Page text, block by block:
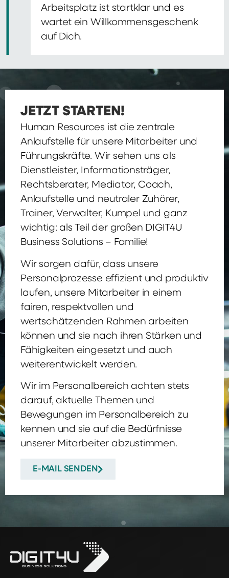
Arbeitsplatz ist startklar und es
wartet ein Willkommensgeschenk
auf Dich.
JETZT STARTEN!
Human Resources ist die zentrale
Anlaufstelle für unsere Mitarbeiter und
Führungskräfte. Wir sehen uns als
Dienstleister, Informationsträger,
Rechtsberater, Mediator, Coach,
Anlaufstelle und neutraler Zuhörer,
Trainer, Verwalter, Kumpel und ganz
wichtig: als Teil der großen DIGIT4U
Business Solutions – Familie!
Wir sorgen dafür, dass unsere
Personalprozesse effizient und produktiv
laufen, unsere Mitarbeiter in einem
fairen, respektvollen und
wertschätzenden Rahmen arbeiten
können und sie nach ihren Stärken und
Fähigkeiten eingesetzt und auch
weiterentwickelt werden.
Wir im Personalbereich achten stets
darauf, aktuelle Themen und
Bewegungen im Personalbereich zu
kennen und sie auf die Bedürfnisse
unserer Mitarbeiter abzustimmen.
E-MAIL SENDEN